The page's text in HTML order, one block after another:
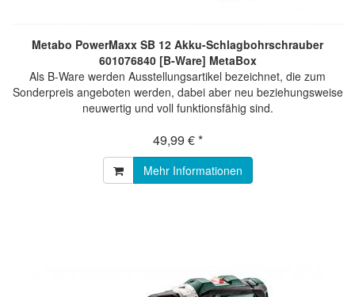
Metabo PowerMaxx SB 12 Akku-Schlagbohrschrauber
601076840 [B-Ware] MetaBox
Als B-Ware werden Ausstellungsartikel bezeichnet, die zum
Sonderpreis angeboten werden, dabei aber neu beziehungsweise
neuwertig und voll funktionsfähig sind.
49,99 € *
Mehr Informationen